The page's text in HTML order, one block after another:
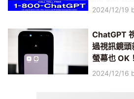
2024/12/19
ChatGPT
過視訊鏡
螢幕也 OK！
2024/12/16